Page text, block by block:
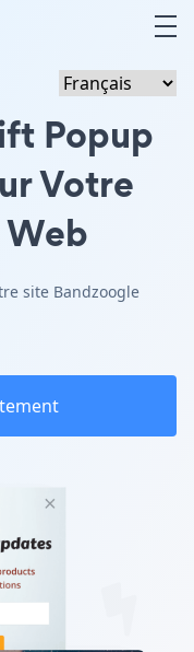
Popup
Votre
site Bandzoogle